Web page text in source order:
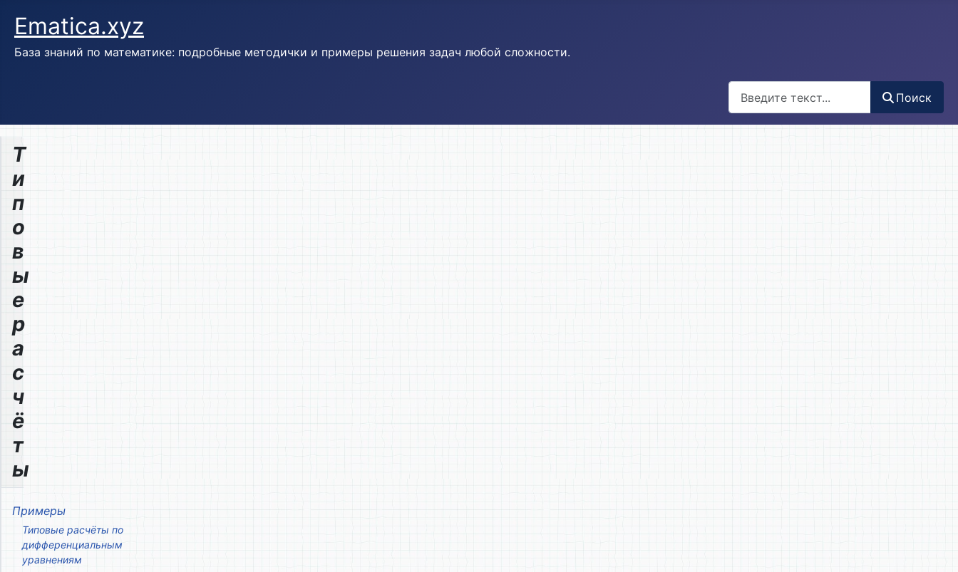
Ematica.xyz
База знаний по математике: подробные методички и примеры решения задач любой сложности.
Поиск
Т
и
п
о
в
ы
е
р
а
с
ч
ё
т
ы
Примеры
Типовые расчёты по
дифференциальным
уравнениям